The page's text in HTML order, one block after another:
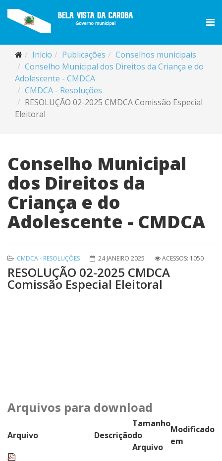
Início Publicações
Conselhos municipais
Conselho Municipal dos Direitos da Criança e do
Adolescente - CMDCA
CMDCA - Resoluções
RESOLUÇÃO 02-2025 CMDCA Comissão Especial
Eleitoral
Conselho Municipal
dos Direitos da
Criança e do
Adolescente - CMDCA
CMDCA - RESOLUÇÕES 24 JANEIRO 2025 ACESSOS: 1050
RESOLUÇÃO 02-2025 CMDCA
Comissão Especial Eleitoral
Arquivos para download
Arquivo Descrição
Tamanho
do
Arquivo
Modificado
em